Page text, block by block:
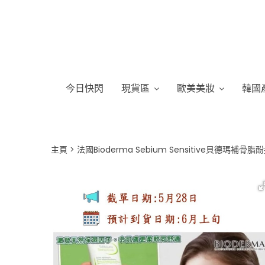
今日快閃 現貨區 歐美美妝 韓國
主頁 法國Bioderma Sebium Sensitive貝德瑪補骨脂